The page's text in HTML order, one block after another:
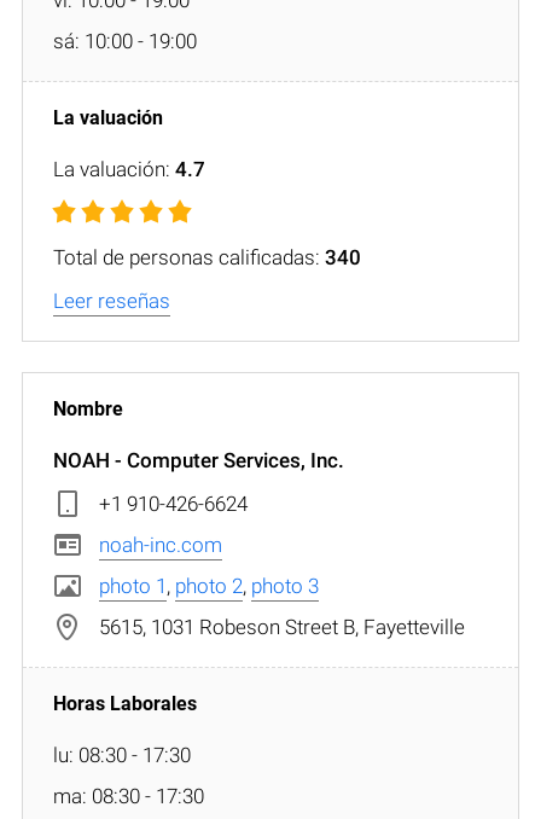
sá: 10:00 - 19:00
La valuación: 4.7
Total de personas calificadas: 340
Leer reseñas
NOAH - Computer Services, Inc.
+1 910-426-6624
noah-inc.com
photo 1 , photo 2, photo 3
5615, 1031 Robeson Street B, Fayetteville
lu: 08:30 - 17:30
ma: 08:30 - 17:30